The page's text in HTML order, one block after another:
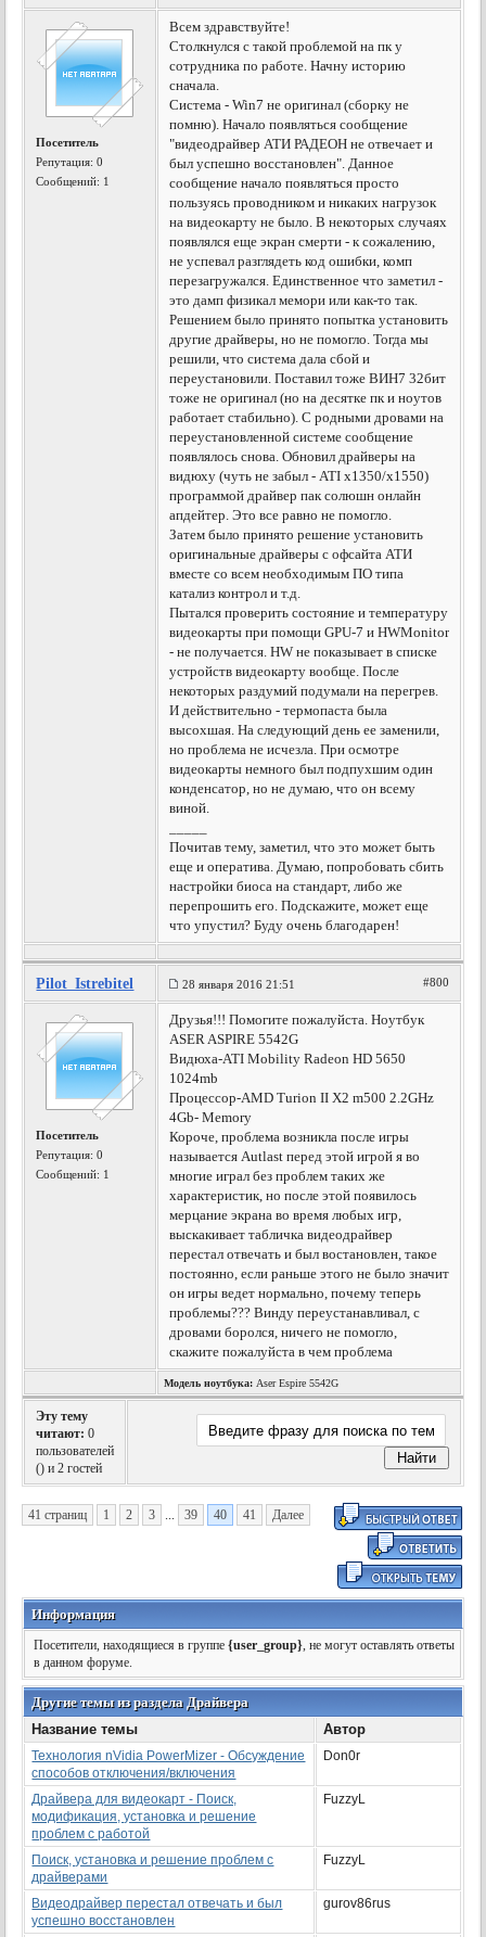
Посетитель
Репутация:0
Сообщений: 1
Всем здравствуйте!
Столкнулся с такой проблемой на пк у
сотрудника по работе. Начну историю
сначала.
Система - Win7 не оригинал (сборку не
помню). Начало появляться сообщение
"видеодрайвер АТИ РАДЕОН не отвечает и
был успешно восстановлен". Данное
сообщение начало появляться просто
пользуясь проводником и никаких нагрузок
на видеокарту не было. В некоторых случаях
появлялся еще экран смерти - к сожалению,
не успевал разглядеть код ошибки, комп
перезагружался. Единственное что заметил -
это дамп физикал мемори или как-то так.
Решением было принято попытка установить
другие драйверы, но не помогло. Тогда мы
решили, что система дала сбой и
переустановили. Поставил тоже ВИН7 32бит
тоже не оригинал (но на десятке пк и ноутов
работает стабильно). С родными дровами на
переустановленной системе сообщение
появлялось снова. Обновил драйверы на
видюху (чуть не забыл - ATI x1350/x1550)
программой драйвер пак солюшн онлайн
апдейтер. Это все равно не помогло.
Затем было принято решение установить
оригинальные драйверы с офсайта АТИ
вместе со всем необходимым ПО типа
катализ контрол и т.д.
Пытался проверить состояние и температуру
видеокарты при помощи GPU-7 и HWMonitor
- не получается. HW не показывает в списке
устройств видеокарту вообще. После
некоторых раздумий подумали на перегрев.
И действительно - термопаста была
высохшая. На следующий день ее заменили,
но проблема не исчезла. При осмотре
видеокарты немного был подпухшим один
конденсатор, но не думаю, что он всему
виной.
Почитав тему, заметил, что это может быть
еще и оператива. Думаю, попробовать сбить
настройки биоса на стандарт, либо же
перепрошить его. Подскажите, может еще
что упустил? Буду очень благодарен!
Pilot_Istrebitel 28 января 2016 21:51 #800
Посетитель
Репутация:0
Сообщений: 1
Друзья!!! Помогите пожалуйста. Ноутбук
ASER ASPIRE 5542G
Видюха-ATI Mobility Radeon HD 5650
1024mb
Процессор-AMD Turion II X2 m500 2.2GHz
4Gb- Memory
Короче, проблема возникла после игры
называется Autlast перед этой игрой я во
многие играл без проблем таких же
характеристик, но после этой появилось
мерцание экрана во время любых игр,
выскакивает табличка видеодрайвер
перестал отвечать и был востановлен, такое
постоянно, если раньше этого не было значит
он игры ведет нормально, почему теперь
проблемы??? Винду переустанавливал, с
дровами боролся, ничего не помогло,
скажите пожалуйста в чем проблема
Модель ноутбука: Aser Espire 5542G
Эту тему
читают: 0
пользователей
() и 2 гостей
41 страниц 1 2 3 ... 39 40 41 Далее
Информация
Посетители, находящиеся в группе{user_group}, не могут оставлять ответы
в данном форуме.
Другие темы из раздела Драйвера
Название темы
Автор
Технология nVidia PowerMizer - Обсуждение
способов отключения/включения
Don0r
Драйвера для видеокарт - Поиск,
модификация, установка и решение
проблем с работой
FuzzyL
Поиск, установка и решение проблем с
драйверами
FuzzyL
Видеодрайвер перестал отвечать и был
успешно восстановлен
gurov86rus